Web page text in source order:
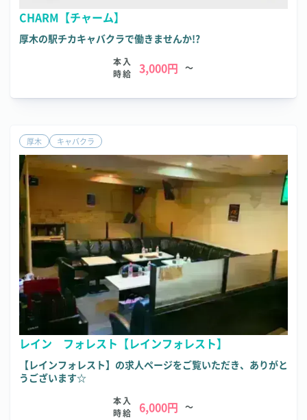
CHARM【チャーム】
厚木の駅チカキャバクラで働きませんか!?
本入
時給
3,000円 ～
厚木 キャバクラ
レイン フォレスト【レインフォレスト】
【レインフォレスト】の求人ページをご覧いただき、ありがと
うございます☆
本入
時給
6,000円 ～